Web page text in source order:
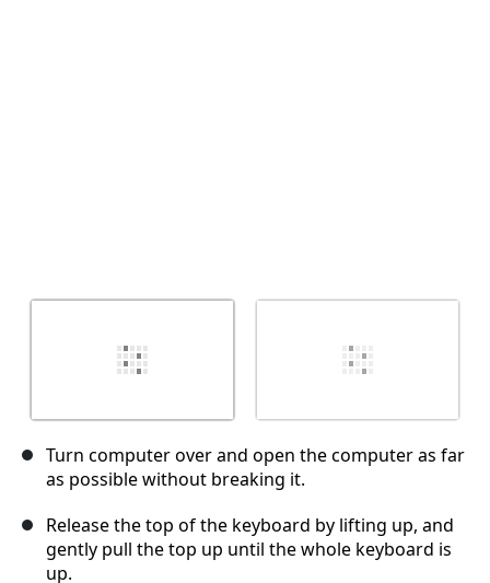
Turn computer over and open the computer as far
as possible without breaking it.
Release the top of the keyboard by lifting up, and
gently pull the top up until the whole keyboard is
up.